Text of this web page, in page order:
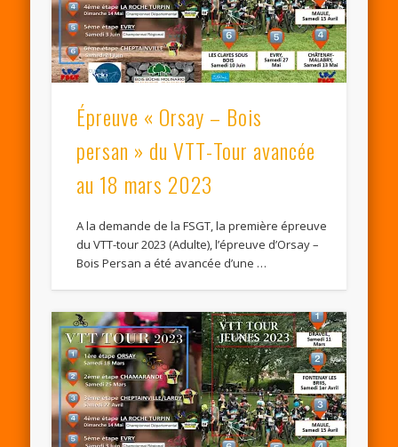
Épreuve « Orsay – Bois
persan » du VTT-Tour avancée
au 18 mars 2023
A la demande de la FSGT, la première épreuve
du VTT-tour 2023 (Adulte), l’épreuve d’Orsay –
Bois Persan a été avancée d’une …